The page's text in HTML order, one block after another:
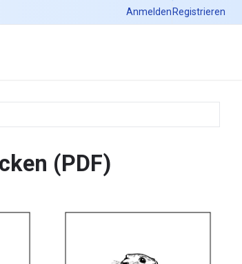
AnmeldenRegistrieren
(PDF)